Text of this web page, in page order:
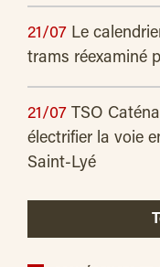
21/07 Le
trams réexaminé
21/07 TSO
électrifier la voie
Saint-Lyé